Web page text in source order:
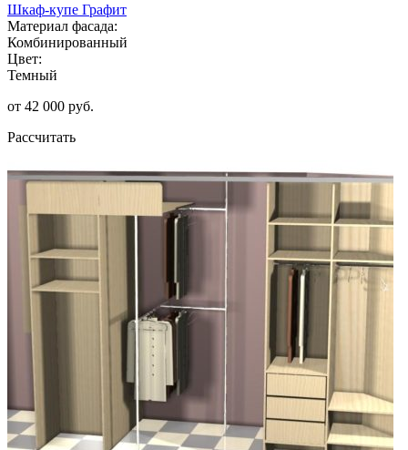
Шкаф-купе Графит
Материал фасада:
Комбинированный
Цвет:
Темный
от 42 000 руб.
Рассчитать